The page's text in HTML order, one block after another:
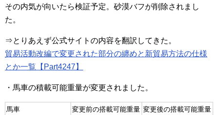
その内気が向いたら検証予定。砂漠バフが削除されまし
た。
⇒とりあえず公式サイトの内容を翻訳してきた。
貿易活動改編で変更された部分の纏めと新貿易方法の仕様
とか一覧【Part4247】
・馬車の積載可能重量が変更されました。
馬車 変更前の搭載可能重量 変更後の搭載可能重量